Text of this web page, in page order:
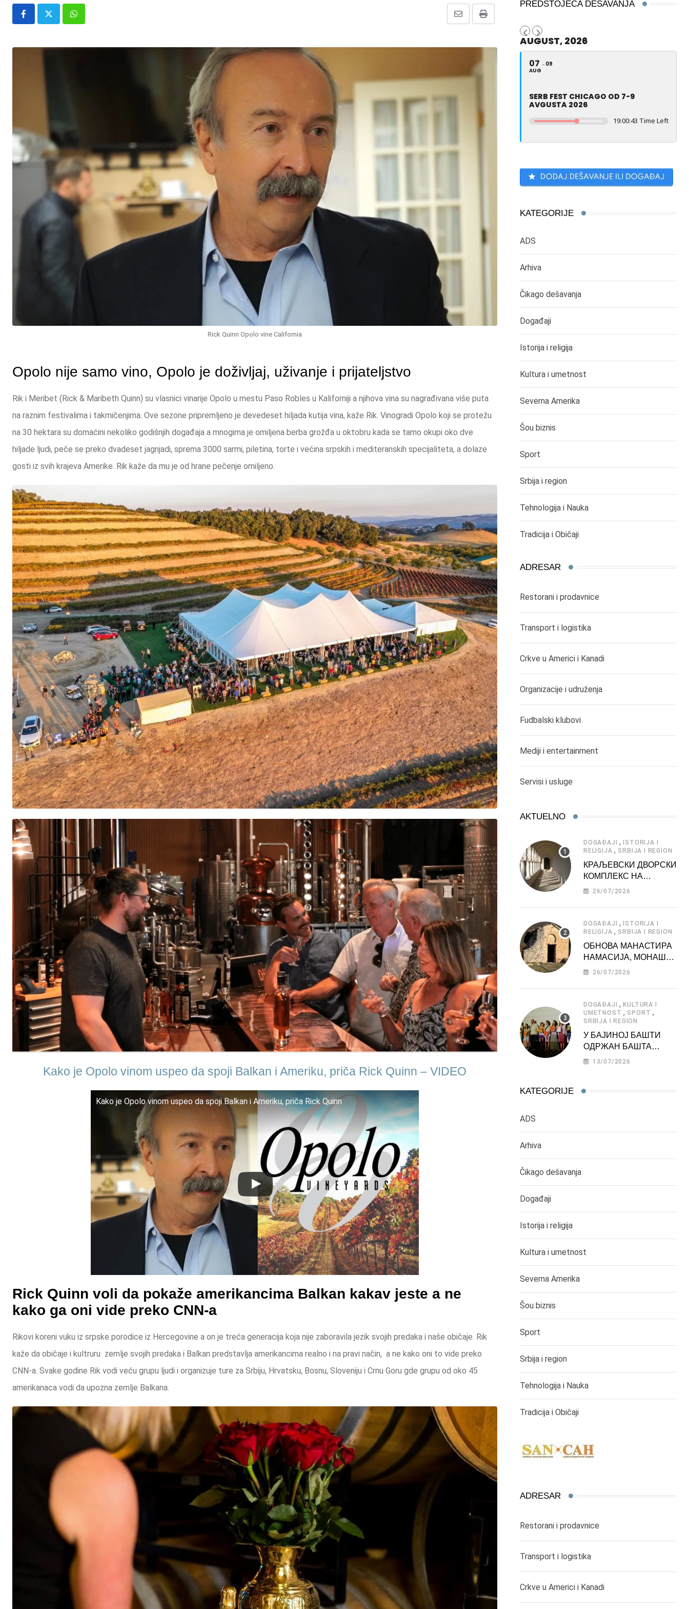
Whatsapp Print
Share
Rick Quinn Opolo vine California
Opolo nije samo vino, Opolo je doživljaj, uživanje i prijateljstvo
Rik i Meribet (Rick & Maribeth Quinn) su vlasnici vinarije Opolo u mestu Paso Robles u Kaliforniji a njihova vina su nagrađivana više puta
na raznim festivalima i takmičenjima. Ove sezone pripremljeno je devedeset hiljada kutija vina, kaže Rik. Vinogradi Opolo koji se protežu
na 30 hektara su domaćini nekoliko godišnjih događaja a mnogima je omiljena berba grožđa u oktobru kada se tamo okupi oko dve
hiljade ljudi, peče se preko dvadeset jagnjadi, sprema 3000 sarmi, piletina, torte i većina srpskih i mediteranskih specijaliteta, a dolaze
gosti iz svih krajeva Amerike. Rik kaže da mu je od hrane pečenje omiljeno.
Kako je Opolo vinom uspeo da spoji Balkan i Ameriku, priča Rick Quinn – VIDEO
Kako je Opolo vinom uspeo da spoji Balkan i Ameriku, priča Rick Quinn
Rick Quinn voli da pokaže amerikancima Balkan kakav jeste a ne
kako ga oni vide preko CNN-a
Rikovi koreni vuku iz srpske porodice iz Hercegovine a on je treća generacija koja nije zaboravila jezik svojih predaka i naše običaje. Rik
kaže da običaje i kultruru zemlje svojih predaka i Balkan predstavlja amerikancima realno i na pravi način, a ne kako oni to vide preko
CNN-a. Svake godine Rik vodi veću grupu ljudi i organizuje ture za Srbiju, Hrvatsku, Bosnu, Sloveniju i Crnu Goru gde grupu od oko 45
amerikanaca vodi da upozna zemlje Balkana.
PREDSTOJEĆA DEŠAVANJA
AUGUST, 2026
07
AUG
09
SERB FEST CHICAGO OD 7-9
AVGUSTA 2026
19:00:41 Time Left
KATEGORIJE
ADS
Arhiva
Čikago dešavanja
Događaji
Istorija i religija
Kultura i umetnost
Severna Amerika
Šou biznis
Sport
Srbija i region
Tehnologija i Nauka
Tradicija i Običaji
ADRESAR
Restorani i prodavnice
Transport i logistika
Crkve u Americi i Kanadi
Organizacije i udruženja
Fudbalski klubovi
Mediji i entertainment
Servisi i usluge
AKTUELNO
DOGAĐAJI , ISTORIJA I
RELIGIJA , SRBIJA I REGION
КРАЉЕВСКИ ДВОРСКИ
КОМПЛЕКС НА
ДЕДИЊУ –
АТРАКЦИЈА
26/07/2026
DOGAĐAJI , ISTORIJA I
RELIGIJA , SRBIJA I REGION
ОБНОВА МАНАСТИРА
НАМАСИЈА, МОНАШКЕ
ЗАДУЖБИНЕ
26/07/2026
DOGAĐAJI ,KULTURA I
UMETNOST , SPORT ,
SRBIJA I REGION
У БАЈИНОЈ БАШТИ
ОДРЖАН БАШТА
ФЕСТ 2026
13/07/2026
KATEGORIJE
ADS
Arhiva
Čikago dešavanja
Događaji
Istorija i religija
Kultura i umetnost
Severna Amerika
Šou biznis
Sport
Srbija i region
Tehnologija i Nauka
Tradicija i Običaji
ADRESAR
Restorani i prodavnice
Transport i logistika
Crkve u Americi i Kanadi